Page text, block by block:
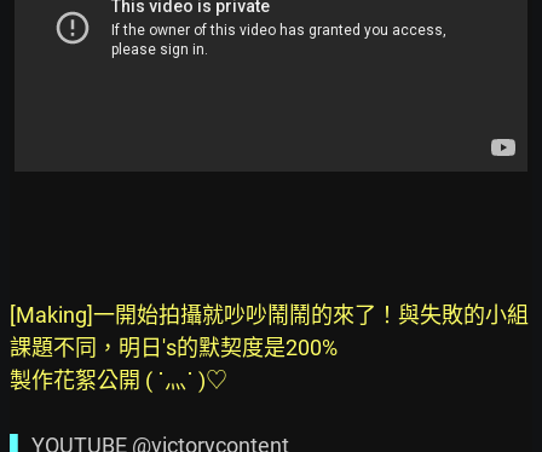
[Making]一開始拍攝就吵吵鬧鬧的來了！與失敗的小組
課題不同，明日's的默契度是200%
製作花絮公開 ( ˙灬˙ )♡